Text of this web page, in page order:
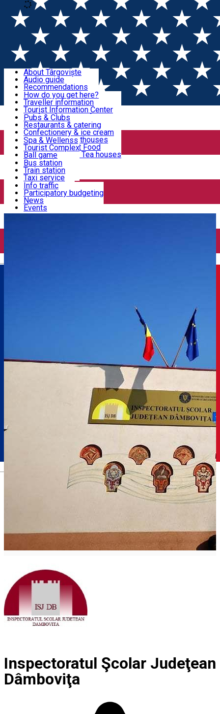
Loading
Sign In
Sign Up Free
Discover Târgoviște
Useful information!
Accommodation & Food
Activities
Transportation & Parking
We keep you informed!
About Târgoviște
Audio guide
Recommendations
Parks & Zoo
Church & monasteries
Art & culture
Event organizers
Legends and stories
Târgoviște in pictures
How do you get here?
Traveller information
Tourist Information Center
Useful information for locals
Community
Pubs & Clubs
Restaurants & catering
Confectionery & ice cream
Hotels and guesthouses
Pizzerias & Fast Food
Coffee places & Tea houses
Spa & Wellenss
Tourist Complex
Ball game
Swimming
Sport clubs
Playgrounds
Bus station
Train station
Taxi service
Rent a car
Car wash
Parking places
Info traffic
Participatory budgeting
News
Events
Home Public Service
Inspectoratul Şcolar Judeţean
Dâmboviţa
Inspectoratul Şcolar Judeţean
Dâmboviţa